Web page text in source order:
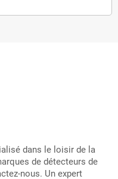
dans le loisir de la
de détecteurs de
nous. Un expert